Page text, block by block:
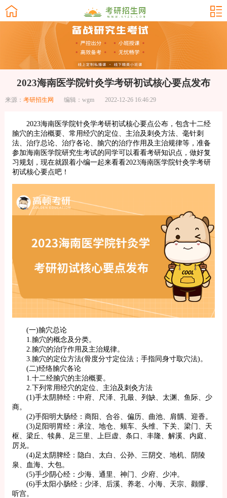
2023海南医学院针灸学考研初试核心要点发布
来源： 考研招生网 编辑：wgm 2022-12-26 16:46:29
2023海南医学院针灸学考研初试核心要点公布，包含十二经
腧穴的主治概要、常用经穴的定位、主治及刺灸方法、毫针刺
法、治疗总论、治疗各论、腧穴的治疗作用及主治规律等，准备
参加海南医学院研究生考试的同学可以看看考研知识点，做好复
习规划，现在就跟着小编一起来看看2023海南医学院针灸学考研
初试核心要点吧！
(一)腧穴总论
1.腧穴的概念及分类。
2.腧穴的治疗作用及主治规律。
3.腧穴的定位方法(骨度分寸定位法；手指同身寸取穴法)。
(二)经络腧穴各论
1.十二经腧穴的主治概要。
2.下列常用经穴的定位、主治及刺灸方法
(1)手太阴肺经：中府、尺泽、孔最、列缺、太渊、鱼际、少
商。
(2)手阳明大肠经：商阳、合谷、偏历、曲池、肩髃、迎香。
(3)足阳明胃经：承泣、地仓、颊车、头维、下关、梁门、天
枢、梁丘、犊鼻、足三里、上巨虚、条口、丰隆、解溪、内庭、
厉兑。
(4)足太阴脾经：隐白、太白、公孙、三阴交、地机、阴陵
泉、血海、大包。
(5)手少阴心经：少海、通里、神门、少府、少冲。
(6)手太阳小肠经：少泽、后溪、养老、小海、天宗、颧髎、
听宫。